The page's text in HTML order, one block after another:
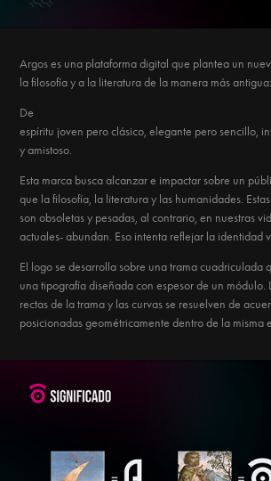
Argos es una plataforma digital que plantea un
la filosofía y a la literatura de la manera más
De
espíritu joven pero clásico, elegante pero sencillo,
y amistoso.
Esta marca busca alcanzar e impactar sobre un
que la filosofía, la literatura y las humanidades.
son obsoletas y pesadas, al contrario, en nuestras
actuales- abundan. Eso intenta reflejar la identidad
El logo se desarrolla sobre una trama cuadriculada
una tipografía diseñada con espesor de un módulo.
rectas de la trama y las curvas se resuelven de
posicionadas geométricamente dentro de la misma